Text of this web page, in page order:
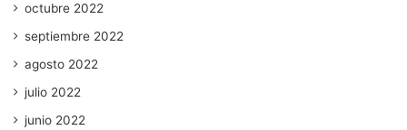
octubre 2022
septiembre 2022
agosto 2022
julio 2022
junio 2022